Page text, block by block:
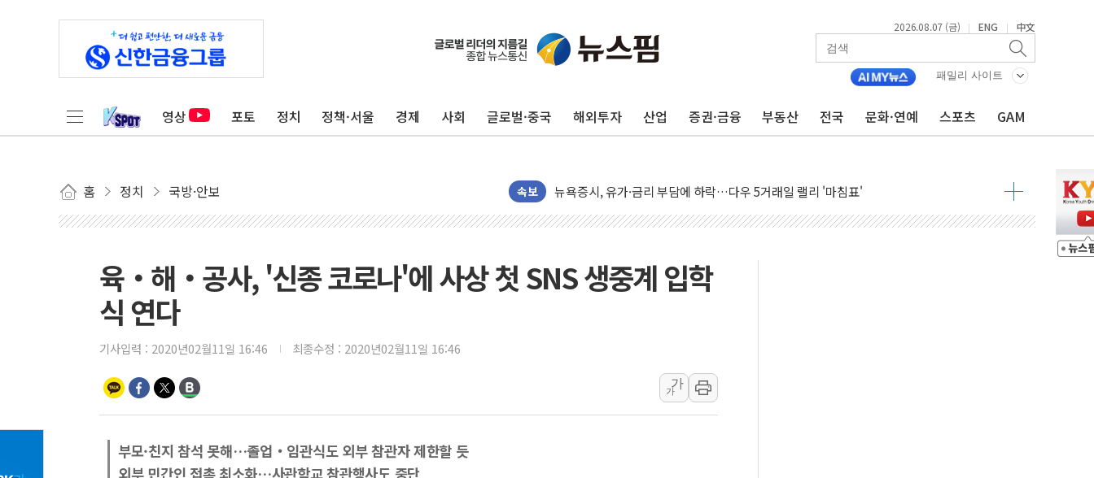
2026.08.07 (금) | ENG | 中文
패밀리 사이트
영상 포토 정치 정책·서울 경제 사회 글로벌·중국 해외투자 산업 증권·금융 부동산 전국 문화·연예 스포츠 GAM
홈 정치 국방·안보 속보
트럼프 "이란전 조만간 끝날 것"…군수품 부족설 일축 "막대한 무기 보유"
현대리바트, 원가 개선으로 실적 방어…다음 과제는 '외형 확대'
세금 부담 커진 고가 1주택자…맞교환·재매수·다운사이징 '저울질'
[금/유가] 이란의 호르무즈 해협 통항 제한 검토에 유가 3% 급등…금값 보합
이란, 오만과 호르무즈 해협 재개방 합의 막바지.."美와 직접 협상 없어"
[민주 당권주자 일정] 송영길·정청래·김민석 후보 - 8월 7일
[오늘의 정치일정] 8월 7일(금)
[오늘의 국회일정] 상임위·세미나·기자회견·주요 정당 - 8월 7일
구광모, 내주 실리콘밸리서 젠슨 황 재회…로봇·AI 데이터센터·모빌리티 구체화
뉴욕증시 개장 전 특징주...모더나·아이온큐·도어대시↑ VS 샌디스크·피그마·앱러빈↓
육‧해‧공사, '신종 코로나'에 사상 첫 SNS 생중계 입학
식 연다
기사입력 : 2020년02월11일 16:46 최종수정 : 2020년02월11일 16:46
가
가
부모·친지 참석 못해…졸업‧임관식도 외부 참관자 제한할 듯
외부 민간인 접촉 최소화…사관학교 참관행사도 중단